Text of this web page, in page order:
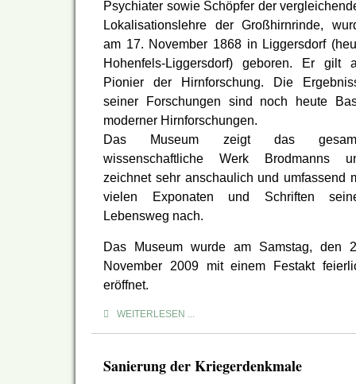
Psychiater sowie Schöpfer der
Lokalisationslehre der Großhirnrinde,
am 17. November 1868 in Liggersdorf
Hohenfels-Liggersdorf) geboren. Er gilt
Pionier der Hirnforschung. Die
seiner Forschungen sind noch heute
moderner Hirnforschungen.
Das Museum zeigt das
wissenschaftliche Werk Brodmanns
zeichnet sehr anschaulich und umfassend
vielen Exponaten und Schriften
Lebensweg nach.
Das Museum wurde am Samstag, den
November 2009 mit einem Festakt
eröffnet.
WEITERLESEN ...
Sanierung der Kriegerdenkmale